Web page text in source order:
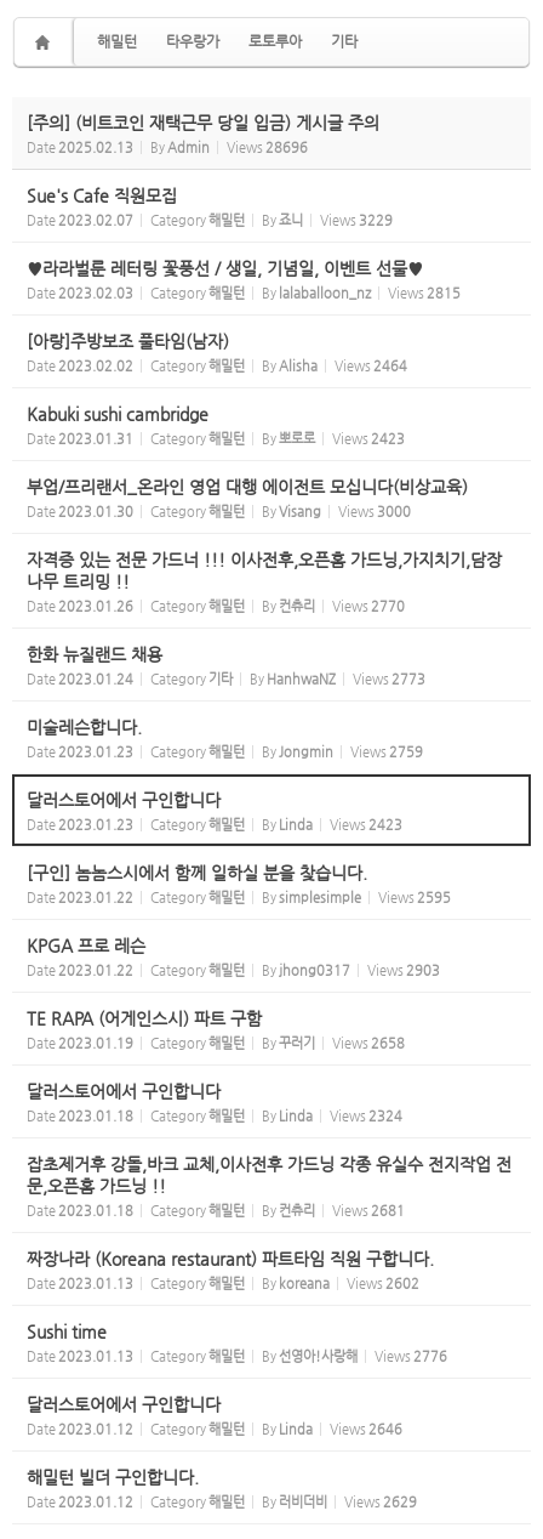
해밀턴 타우랑가 로토루아 기타
[주의] (비트코인 재택근무 당일 입금) 게시글 주의
Date 2025.02.13 ByAdmin Views 28696
Sue's Cafe 직원모집
Date 2023.02.07 Category해밀턴 By죠니 Views 3229
♥라라벌룬 레터링 꽃풍선 / 생일, 기념일, 이벤트 선물♥
Date 2023.02.03 Category해밀턴 By lalaballoon_nz Views 2815
[아랑]주방보조 풀타임(남자)
Date 2023.02.02 Category해밀턴 ByAlisha Views 2464
Kabuki sushi cambridge
Date 2023.01.31 Category해밀턴 By뽀로로 Views 2423
부업/프리랜서_온라인 영업 대행 에이전트 모십니다(비상교육)
Date 2023.01.30 Category해밀턴 ByVisang Views 3000
자격증 있는 전문 가드너 !!! 이사전후,오픈홈 가드닝,가지치기,담장
나무 트리밍 !!
Date 2023.01.26 Category해밀턴 By 컨츄리 Views 2770
한화 뉴질랜드 채용
Date 2023.01.24 Category 기타 By HanhwaNZ Views 2773
미술레슨합니다.
Date 2023.01.23 Category해밀턴 ByJongmin Views 2759
달러스토어에서 구인합니다
Date 2023.01.23 Category해밀턴 By Linda Views 2423
[구인] 놈놈스시에서 함께 일하실 분을 찾습니다.
Date 2023.01.22 Category해밀턴 Bysimplesimple Views 2595
KPGA 프로 레슨
Date 2023.01.22 Category해밀턴 By jhong0317 Views 2903
TE RAPA (어게인스시) 파트 구함
Date 2023.01.19 Category해밀턴 By꾸러기 Views 2658
달러스토어에서 구인합니다
Date 2023.01.18 Category해밀턴 By Linda Views 2324
잡초제거후 강돌,바크 교체,이사전후 가드닝 각종 유실수 전지작업 전
문,오픈홈 가드닝 !!
Date 2023.01.18 Category해밀턴 By 컨츄리 Views 2681
짜장나라 (Koreana restaurant) 파트타임 직원 구합니다.
Date 2023.01.13 Category해밀턴 By koreana Views 2602
Sushi time
Date 2023.01.13 Category해밀턴 By 선영아!사랑해 Views 2776
달러스토어에서 구인합니다
Date 2023.01.12 Category해밀턴 By Linda Views 2646
해밀턴 빌더 구인합니다.
Date 2023.01.12 Category해밀턴 By 러비더비 Views 2629